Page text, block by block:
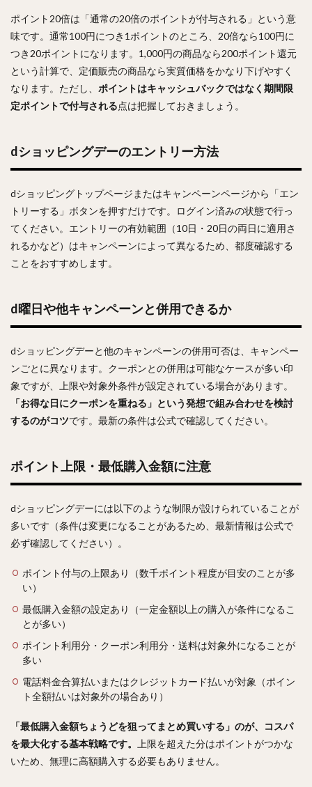
ポイント20倍は「通常の20倍のポイントが付与される」という意
味です。通常100円につき1ポイントのところ、20倍なら100円に
つき20ポイントになります。1,000円の商品なら200ポイント還元
という計算で、定価販売の商品なら実質価格をかなり下げやすく
なります。ただし、 ポイントはキャッシュバックではなく期間限
定ポイントで付与される点は把握しておきましょう。
dショッピングデーのエントリー方法
dショッピングトップページまたはキャンペーンページから「エン
トリーする」ボタンを押すだけです。ログイン済みの状態で行っ
てください。エントリーの有効範囲（10日・20日の両日に適用さ
れるかなど）はキャンペーンによって異なるため、都度確認する
ことをおすすめします。
d曜日や他キャンペーンと併用できるか
dショッピングデーと他のキャンペーンの併用可否は、キャンペー
ンごとに異なります。クーポンとの併用は可能なケースが多い印
象ですが、上限や対象外条件が設定されている場合があります。
「お得な日にクーポンを重ねる」という発想で組み合わせを検討
するのがコツです。最新の条件は公式で確認してください。
ポイント上限・最低購入金額に注意
dショッピングデーには以下のような制限が設けられていることが
多いです（条件は変更になることがあるため、最新情報は公式で
必ず確認してください）。
ポイント付与の上限あり（数千ポイント程度が目安のことが多
い）
最低購入金額の設定あり（一定金額以上の購入が条件になるこ
とが多い）
ポイント利用分・クーポン利用分・送料は対象外になることが
多い
電話料金合算払いまたはクレジットカード払いが対象（ポイン
ト全額払いは対象外の場合あり）
「最低購入金額ちょうどを狙ってまとめ買いする」のが、コスパ
を最大化する基本戦略です。
上限を超えた分はポイントがつかな
いため、無理に高額購入する必要もありません。